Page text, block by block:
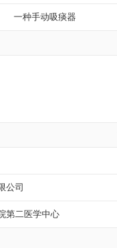
一种手动吸痰器
公司
第二医学中心